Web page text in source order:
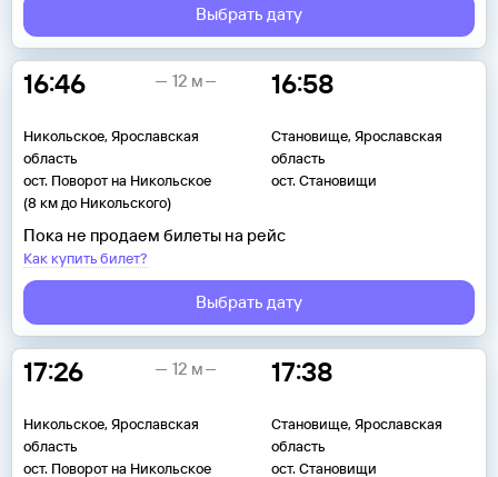
Выбрать дату
16:46
Никольское, Ярославская
область
ост. Поворот на Никольское
(8 км до Никольского)
16:58
Становище, Ярославская
область
ост. Становищи
12 м
Пока не продаем билеты на рейс
Как купить билет?
Выбрать дату
17:26
Никольское, Ярославская
область
ост. Поворот на Никольское
17:38
Становище, Ярославская
область
ост. Становищи
12 м